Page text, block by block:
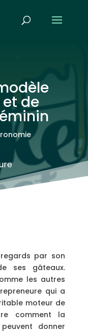
de
par son
ses gâteaux.
les autres
qui a
moteur de
comment la
donner